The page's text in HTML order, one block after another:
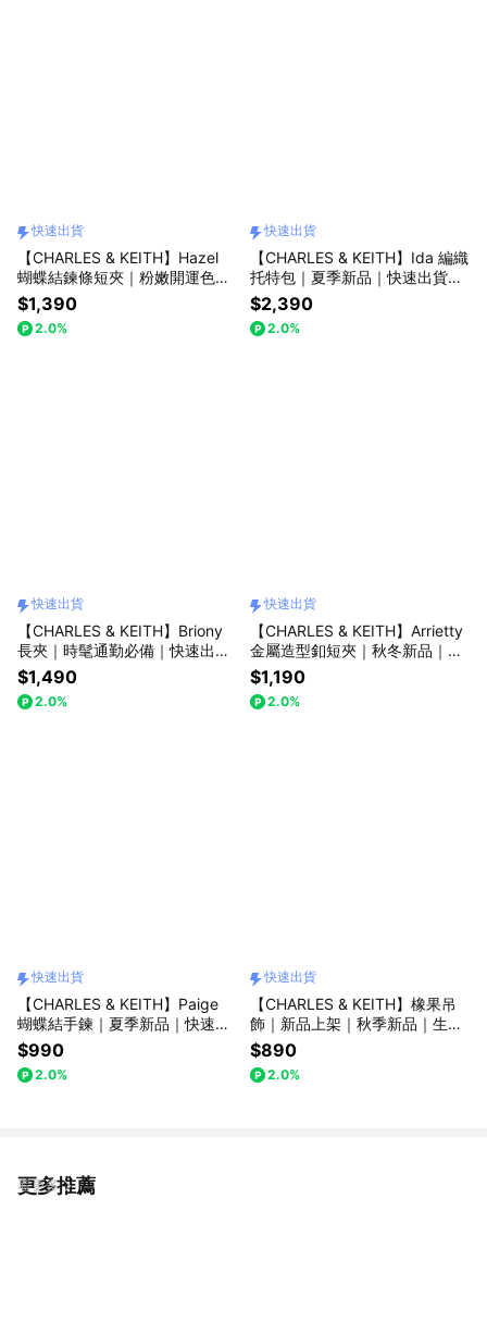
快速出貨
【CHARLES & KEITH】Hazel
蝴蝶結鍊條短夾｜粉嫩開運色｜
情人節快樂｜生日禮物｜快速出
貨｜小CK｜官方直營
$1,390
2.0%
快速出貨
【CHARLES & KEITH】Ida 編織
托特包｜夏季新品｜快速出貨｜
小CK｜官方直營
$2,390
2.0%
快速出貨
【CHARLES & KEITH】Briony
長夾｜時髦通勤必備｜快速出貨
｜小CK｜官方直營
$1,490
2.0%
快速出貨
【CHARLES & KEITH】Arrietty
金屬造型釦短夾｜秋冬新品｜閃
耀派對季｜生日禮物｜快速出貨
｜小CK｜官方直營
$1,190
2.0%
快速出貨
【CHARLES & KEITH】Paige
蝴蝶結手鍊｜夏季新品｜快速出
貨｜小CK
$990
2.0%
快速出貨
【CHARLES & KEITH】橡果吊
飾｜新品上架｜秋季新品｜生日
送禮推薦｜快速出貨｜小CK｜官
方直營
$890
2.0%
更多推薦
看更多